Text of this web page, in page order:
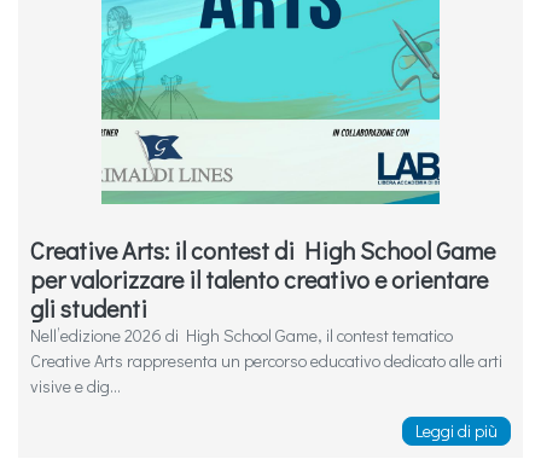
Creative Arts: il contest di High School Game
per valorizzare il talento creativo e orientare
gli studenti
Nell’edizione 2026 di High School Game, il contest tematico
Creative Arts rappresenta un percorso educativo dedicato alle arti
visive e dig...
Leggi di più